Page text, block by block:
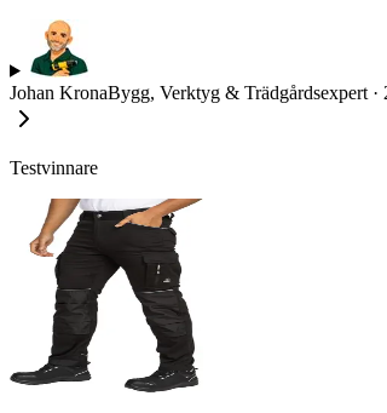
Johan KronaBygg, Verktyg & Trädgårdsexpert ·
Testvinnare